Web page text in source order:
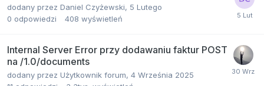
dodany przez Daniel Czyżewski, 5 Lutego
0 odpowiedzi 408 wyświetleń
Internal Server Error przy dodawaniu faktur POST
na /1.0/documents
dodany przez Użytkownik forum, 4 Września 2025